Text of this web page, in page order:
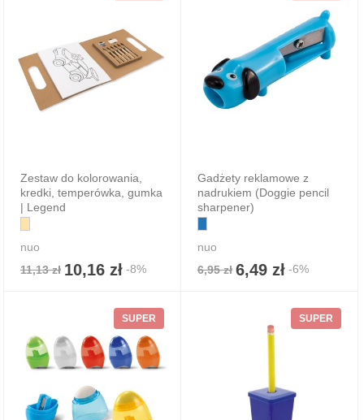
Zestaw do kolorowania,
kredki, temperówka, gumka
| Legend
nuo
11,13 zł 10,16 zł -8%
Gadżety reklamowe z
nadrukiem (Doggie pencil
sharpener)
nuo
6,95 zł 6,49 zł -6%
SUPER SUPER